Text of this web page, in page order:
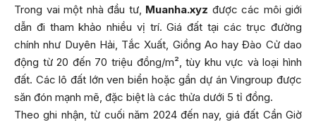
Trong vai một nhà đầu tư, Muanha.xyz được các môi giới
dẫn đi tham khảo nhiều vị trí. Giá đất tại các trục đường
chính như Duyên Hải, Tắc Xuất, Giồng Ao hay Đào Cử dao
động từ 20 đến 70 triệu đồng/m², tùy khu vực và loại hình
đất. Các lô đất lớn ven biển hoặc gần dự án Vingroup được
săn đón mạnh mẽ, đặc biệt là các thửa dưới 5 tỉ đồng.
Theo ghi nhận, từ cuối năm 2024 đến nay, giá đất Cần Giờ